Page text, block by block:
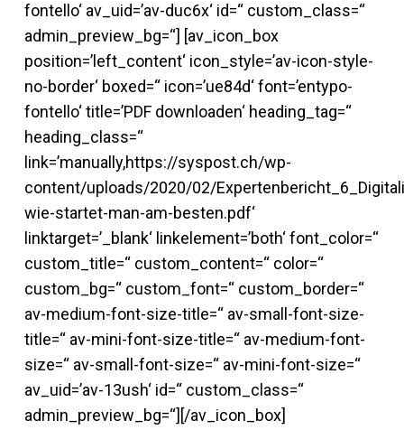
fontello‘ av_uid=’av-duc6x‘ id=“ custom_class=“
admin_preview_bg=“] [av_icon_box
position=’left_content‘ icon_style=’av-icon-style-
no-border‘ boxed=“ icon=’ue84d‘ font=’entypo-
fontello‘ title=’PDF downloaden‘ heading_tag=“
heading_class=“
link=’manually,https://syspost.ch/wp-
content/uploads/2020/02/
wie-startet-man-am-besten.pdf‘
linktarget=’_blank‘ linkelement=’both‘ font_color=“
custom_title=“ custom_content=“ color=“
custom_bg=“ custom_font=“ custom_border=“
av-medium-font-size-title=“ av-small-font-size-
title=“ av-mini-font-size-title=“ av-medium-font-
size=“ av-small-font-size=“ av-mini-font-size=“
av_uid=’av-13ush‘ id=“ custom_class=“
admin_preview_bg=“][/av_icon_box]